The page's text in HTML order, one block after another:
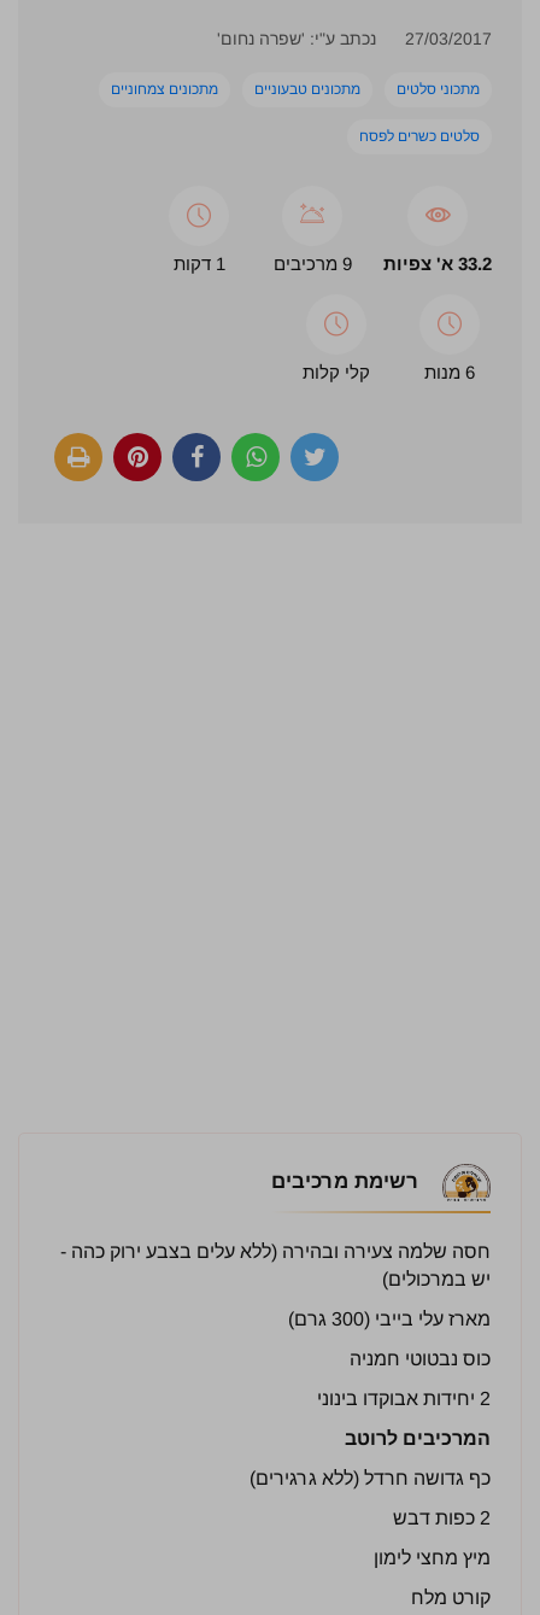
27/03/2017 נכתב ע"י: 'שפרה נחום'
מתכוני סלטים מתכונים טבעוניים מתכונים צמחוניים
סלטים כשרים לפסח
33.2 א' צפיות 9 מרכיבים 1 דקות
6 מנות קלי קלות
רשימת מרכיבים
חסה שלמה צעירה ובהירה (ללא עלים בצבע ירוק כהה -
יש במרכולים)
מארז עלי בייבי (300 גרם)
כוס נבטוטי חמניה
2 יחידות אבוקדו בינוני
המרכיבים לרוטב
כף גדושה חרדל (ללא גרגירים)
2 כפות דבש
מיץ מחצי לימון
קורט מלח